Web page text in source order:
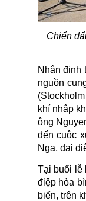
Chiến
Nhận định
nguồn
khí nhập
ông
đến cuộc
Nga, đại
Tại buổi lễ
điệp hòa
biển, trên